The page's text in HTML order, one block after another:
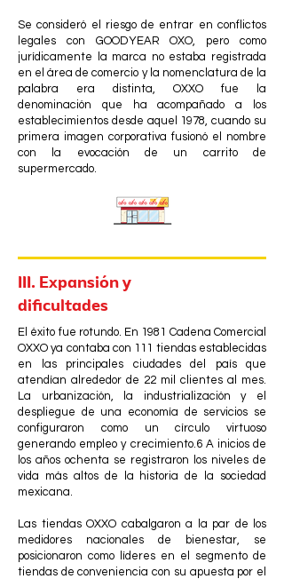
Se consideró el riesgo de entrar en conflictos
legales con GOODYEAR OXO, pero como
jurídicamente la marca no estaba registrada
en el área de comercio y la nomenclatura de la
palabra era distinta, OXXO fue la
denominación que ha acompañado a los
establecimientos desde aquel 1978, cuando su
primera imagen corporativa fusionó el nombre
con la evocación de un carrito de
supermercado.
III. Expansión y
dificultades
El éxito fue rotundo. En 1981 Cadena Comercial
OXXO ya contaba con 111 tiendas establecidas
en las principales ciudades del país que
atendían alrededor de 22 mil clientes al mes.
La urbanización, la industrialización y el
despliegue de una economía de servicios se
configuraron como un círculo virtuoso
generando empleo y crecimiento.6 A inicios de
los años ochenta se registraron los niveles de
vida más altos de la historia de la sociedad
mexicana.
Las tiendas OXXO cabalgaron a la par de los
medidores nacionales de bienestar, se
posicionaron como líderes en el segmento de
tiendas de conveniencia con su apuesta por el